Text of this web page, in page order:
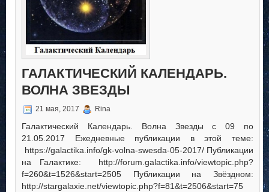
ГАЛАКТИЧЕСКИЙ КАЛЕНДАРЬ.
ВОЛНА ЗВЕЗДЫ
21 мая, 2017 Rina
Галактический Календарь. Волна Звезды с 09 по
21.05.2017 Ежедневные публикации в этой теме:
https://galactika.info/gk-volna-swesda-05-2017/ Публикации
на Галактике: http://forum.galactika.info/viewtopic.php?
f=260&t=1526&start=2505 Публикации на Звёздном:
http://stargalaxie.net/viewtopic.php?f=81&t=2506&start=75